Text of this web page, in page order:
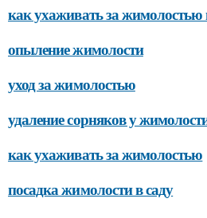
как ухаживать за
опыление жимолости
уход за жимолостью
удаление сорняков у
как ухаживать за жимолостью
посадка жимолости в саду